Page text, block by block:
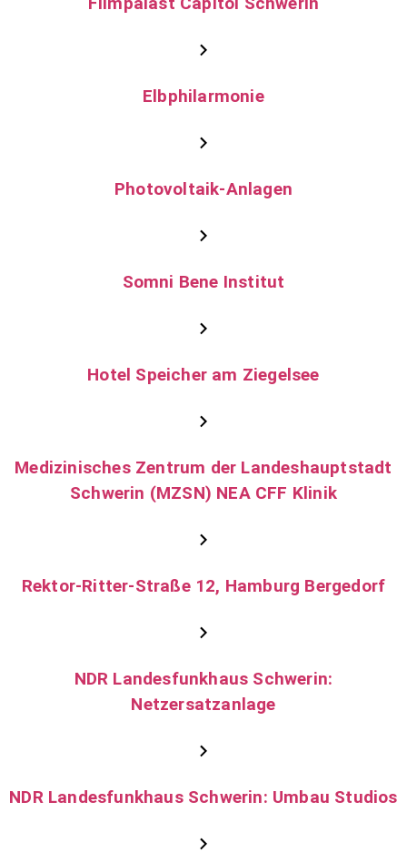
Elbphilarmonie
Photovoltaik-Anlagen
Somni Bene Institut
Hotel Speicher am Ziegelsee
Medizinisches Zentrum der Landeshauptstadt
Schwerin (MZSN) NEA CFF Klinik
Rektor-Ritter-Straße 12, Hamburg Bergedorf
NDR Landesfunkhaus Schwerin:
Netzersatzanlage
NDR Landesfunkhaus Schwerin: Umbau Studios